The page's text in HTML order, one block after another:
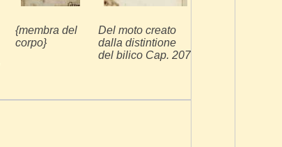
{membra del
corpo}
Del moto creato
dalla distintione
del bilico Cap. 207